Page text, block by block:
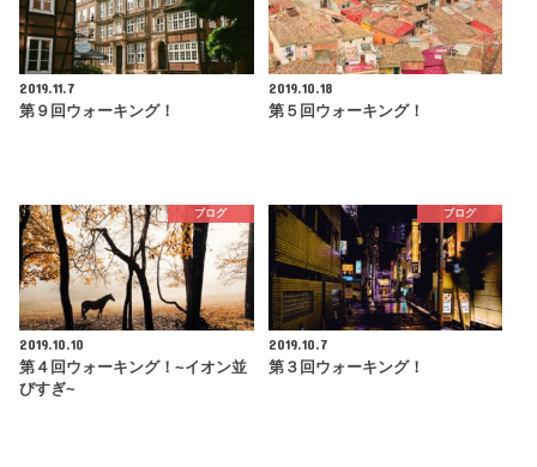
2019.11.7
第９回ウォーキング！
2019.10.18
第５回ウォーキング！
ブログ
2019.10.10
第４回ウォーキング！~イオン並
びすぎ~
ブログ
2019.10.7
第３回ウォーキング！